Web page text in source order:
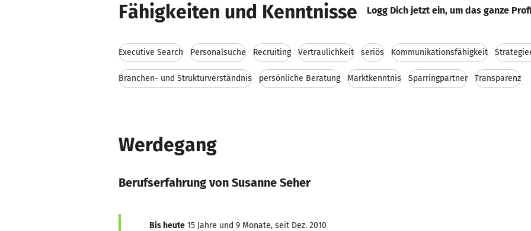
Fähigkeiten und Kenntnisse Logg Dich jetzt ein, um das ganze
Executive Search Personalsuche Recruiting Vertraulichkeit seriös Kommunikationsfähigkeit
Branchen- und Strukturverständnis persönliche Beratung Marktkenntnis Sparringpartner Transparenz
Werdegang
Berufserfahrung von Susanne Seher
Bis heute 15 Jahre und 9 Monate, seit Dez. 2010